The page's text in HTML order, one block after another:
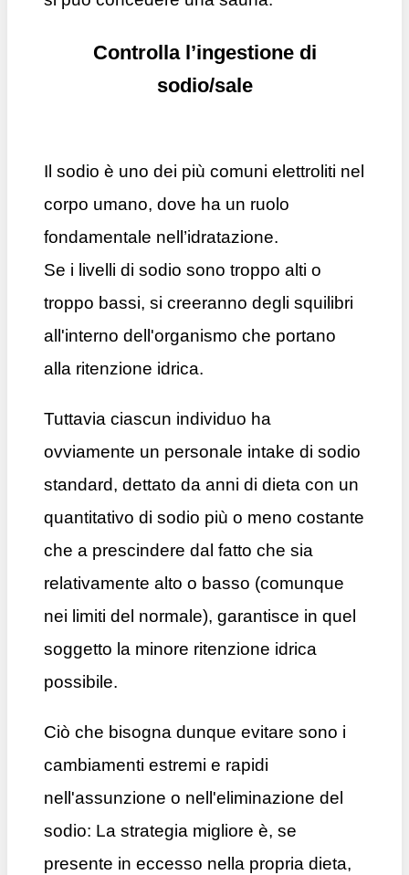
Controlla l’ingestione di
sodio/sale
Il sodio è uno dei più comuni elettroliti nel
corpo umano, dove ha un ruolo
fondamentale nell’idratazione.
Se i livelli di sodio sono troppo alti o
troppo bassi, si creeranno degli squilibri
all'interno dell'organismo che portano
alla ritenzione idrica.
Tuttavia ciascun individuo ha
ovviamente un personale intake di sodio
standard, dettato da anni di dieta con un
quantitativo di sodio più o meno costante
che a prescindere dal fatto che sia
relativamente alto o basso (comunque
nei limiti del normale), garantisce in quel
soggetto la minore ritenzione idrica
possibile.
Ciò che bisogna dunque evitare sono i
cambiamenti estremi e rapidi
nell'assunzione o nell'eliminazione del
sodio: La strategia migliore è, se
presente in eccesso nella propria dieta,